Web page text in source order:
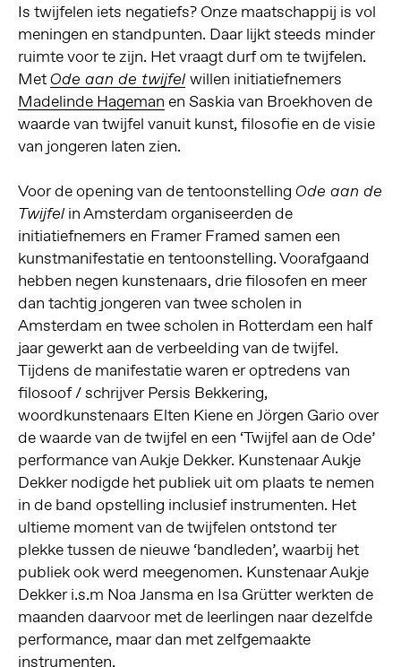
Is twijfelen iets negatiefs? Onze maatschappij is vol
meningen en standpunten. Daar lijkt steeds minder
ruimte voor te zijn. Het vraagt durf om te twijfelen.
MetOde aan de twijfel willen initiatiefnemers
Madelinde Hageman en Saskia van Broekhoven de
waarde van twijfel vanuit kunst, filosofie en de visie
van jongeren laten zien.
Voor de opening van de tentoonstelling Ode aan de
Twijfelin Amsterdam organiseerden de
initiatiefnemers en Framer Framed samen een
kunstmanifestatie en tentoonstelling. Voorafgaand
hebben negen kunstenaars, drie filosofen en meer
dan tachtig jongeren van twee scholen in
Amsterdam en twee scholen in Rotterdam een half
jaar gewerkt aan de verbeelding van de twijfel.
Tijdens de manifestatie waren er optredens van
filosoof / schrijver Persis Bekkering,
woordkunstenaars Elten Kiene en Jörgen Gario over
de waarde van de twijfel en een ‘Twijfel aan de Ode’
performance van Aukje Dekker. Kunstenaar Aukje
Dekker nodigde het publiek uit om plaats te nemen
in de band opstelling inclusief instrumenten. Het
ultieme moment van de twijfelen ontstond ter
plekke tussen de nieuwe ‘bandleden’, waarbij het
publiek ook werd meegenomen. Kunstenaar Aukje
Dekker i.s.m Noa Jansma en Isa Grütter werkten de
maanden daarvoor met de leerlingen naar dezelfde
performance, maar dan met zelfgemaakte
instrumenten.